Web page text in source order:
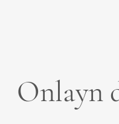
Onlayn